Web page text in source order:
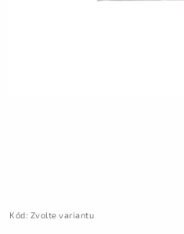
Kód: Zvolte variantu